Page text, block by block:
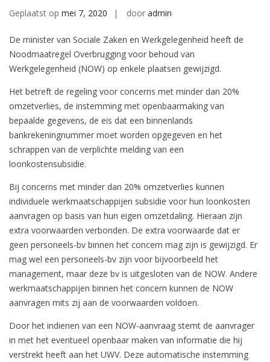
Geplaatst op mei 7, 2020 door admin
De minister van Sociale Zaken en Werkgelegenheid heeft de
Noodmaatregel Overbrugging voor behoud van
Werkgelegenheid (NOW) op enkele plaatsen gewijzigd.
Het betreft de regeling voor concerns met minder dan 20%
omzetverlies, de instemming met openbaarmaking van
bepaalde gegevens, de eis dat een binnenlands
bankrekeningnummer moet worden opgegeven en het
schrappen van de verplichte melding van een
loonkostensubsidie.
Bij concerns met minder dan 20% omzetverlies kunnen
individuele werkmaatschappijen subsidie voor hun loonkosten
aanvragen op basis van hun eigen omzetdaling. Hieraan zijn
extra voorwaarden verbonden. De extra voorwaarde dat er
geen personeels-bv binnen het concern mag zijn is gewijzigd. Er
mag wel een personeels-bv zijn voor bijvoorbeeld het
management, maar deze bv is uitgesloten van de NOW. Andere
werkmaatschappijen binnen het concern kunnen de NOW
aanvragen mits zij aan de voorwaarden voldoen.
Door het indienen van een NOW-aanvraag stemt de aanvrager
in met het eventueel openbaar maken van informatie die hij
verstrekt heeft aan het UWV. Deze automatische instemming